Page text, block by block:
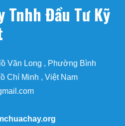
Tnhh Đầu Tư Kỹ
Văn Long , Phường Bình
Chí Minh , Việt Nam